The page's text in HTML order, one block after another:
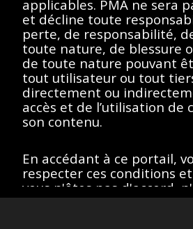
Afficher éléments
Toutes les œuvres de ce site sont
le droit d'auteur des États-Unis, de
pays, selon le cas, ou peuvent
restrictions quant à leur utilisation
conformer à la politique relative aux
demandes fournies sur la page "À
Site version : 1.0
applicables. PMA ne sera
et décline toute
perte, de responsabilité,
toute nature, de blessure
de toute nature pouvant
tout utilisateur ou tout
directement ou
accès et de l’utilisation de
son contenu.
En accédant à ce portail,
respecter ces conditions
vous n'êtes pas d'accord,
ce portail.